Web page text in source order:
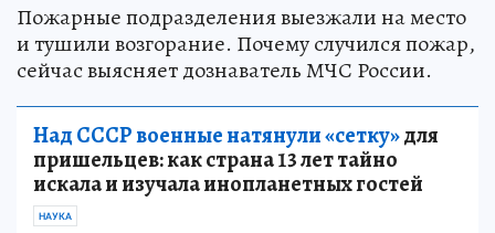
Пожарные подразделения выезжали на место
и тушили возгорание. Почему случился пожар,
сейчас выясняет дознаватель МЧС России.
Над СССР военные натянули «сетку»для
пришельцев: как страна 13 лет тайно
искала и изучала инопланетных гостей
НАУКА